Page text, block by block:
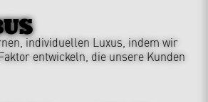
individuellen Luxus, indem wir
entwickeln, die unsere Kunden